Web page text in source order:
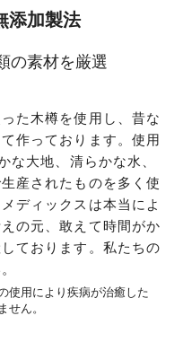
添加製法
の素材を厳選
た木樽を使用し、昔な
作っております。使用
な大地、清らかな水、
産されたものを多く使
ディックスは本当によ
の元、敢えて時間がか
ております。私たちの
使用により疾病が治癒した
せん。